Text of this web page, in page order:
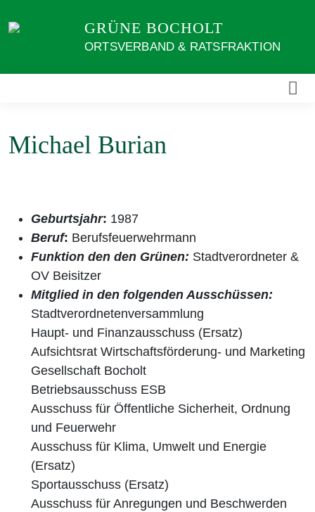
zum
GRÜNE BOCHOLT
ORTSVERBAND & RATSFRAKTION
Michael Burian
Geburtsjahr: 1987
Beruf: Berufsfeuerwehrmann
Funktion den den Grünen: Stadtverordneter &
OV Beisitzer
Mitglied in den folgenden Ausschüssen:
Stadtverordnetenversammlung
Haupt- und Finanzausschuss (Ersatz)
Aufsichtsrat Wirtschaftsförderung- und Marketing
Gesellschaft Bocholt
Betriebsausschuss ESB
Ausschuss für Öffentliche Sicherheit, Ordnung
und Feuerwehr
Ausschuss für Klima, Umwelt und Energie
(Ersatz)
Sportausschuss (Ersatz)
Ausschuss für Anregungen und Beschwerden